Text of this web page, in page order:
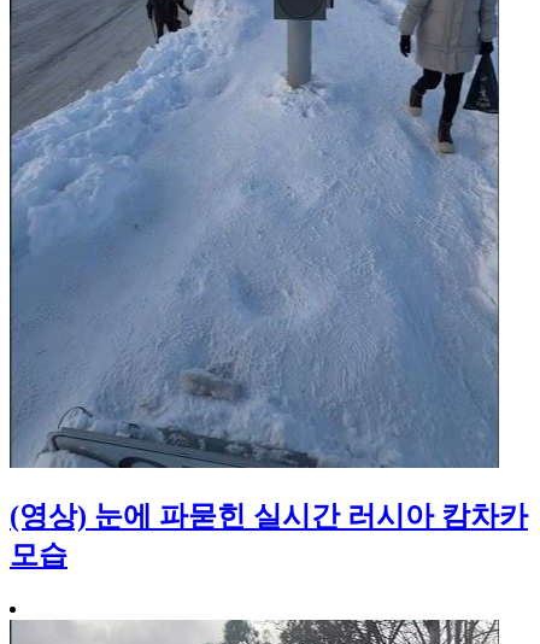
(영상) 눈에 파묻힌 실시간 러시아 캄차카
모습